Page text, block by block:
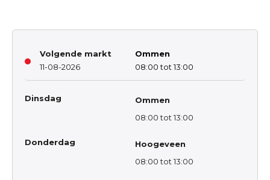
Volgende markt
11-08-2026
Ommen
08:00 tot 13:00
Dinsdag
Ommen
08:00 tot 13:00
Donderdag
Hoogeveen
08:00 tot 13:00